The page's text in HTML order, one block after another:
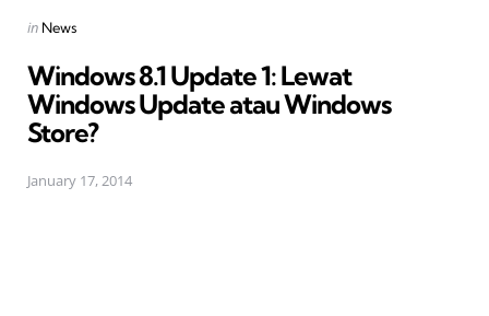
Posted
in News
Windows 8.1 Update 1: Lewat
Windows Update atau Windows
Store?
January 17, 2014